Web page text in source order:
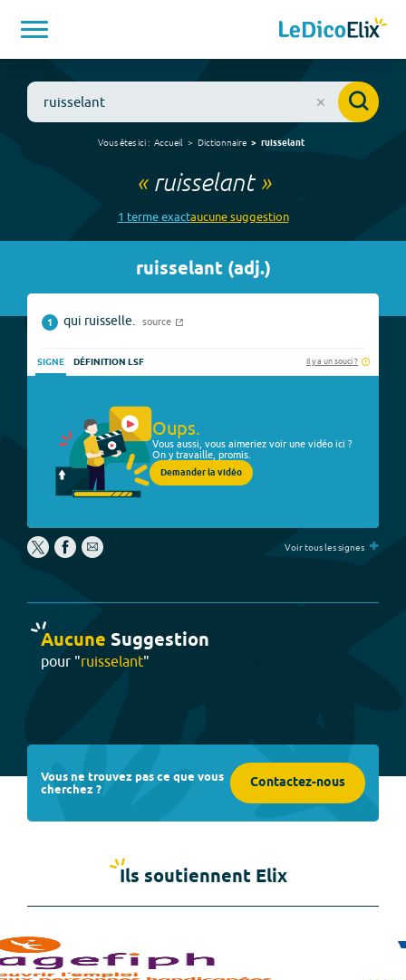
Vous êtes ici : Accueil Dictionnaire ruisselant
« ruisselant»
1 termeexactaucunesuggestion
ruisselant(adj.)
1 qui ruisselle. source
SIGNE DÉFINITION LSF Il y a un souci ?
Oups.
Vous aussi, vous aimeriez voir une vidéo ici ?
On y travaille, promis.
Demander la vidéo
Voir tous les signes +
Aucune Suggestion
pour "ruisselant"
Vous ne trouvez pas ce que vous
cherchez ? Contactez-nous
Ils soutiennent Elix